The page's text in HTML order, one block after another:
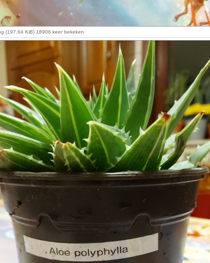
(197.64 KiB) 18906 keer bekeken